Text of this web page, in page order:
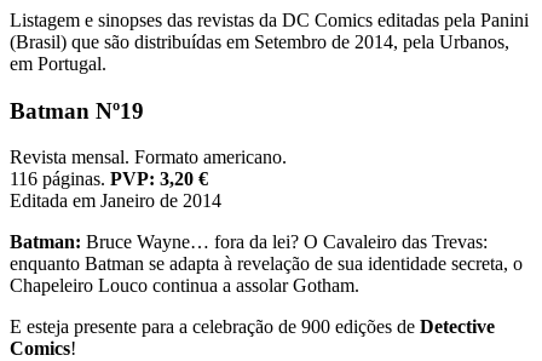
Listagem e sinopses das revistas da DC Comics editadas pela Panini
(Brasil) que são distribuídas em Setembro de 2014, pela Urbanos,
em Portugal.
Batman Nº19
Revista mensal. Formato americano.
116 páginas. PVP: 3,20 €
Editada em Janeiro de 2014
Batman: Bruce Wayne… fora da lei? O Cavaleiro das Trevas:
enquanto Batman se adapta à revelação de sua identidade secreta, o
Chapeleiro Louco continua a assolar Gotham.
E esteja presente para a celebração de 900 edições de Detective
Comics!